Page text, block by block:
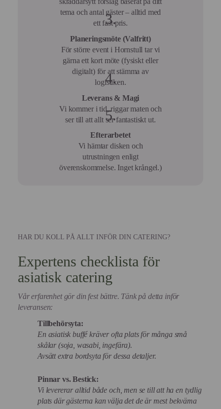
tema och antal gäster – alltid med
ett fast pris.
Planeringsmöte (Valfritt)
För större event i Hornstull tar vi
gärna ett kort möte (fysiskt eller
digitalt) för att stämma av
logistiken.
Leverans & Magi
Vi kommer i tid, riggar maten och
ser till att allt ser fantastiskt ut.
Efterarbetet
Vi hämtar disken och
utrustningen enligt
överenskommelse. Inget krångel.)
HAR DU KOLL PÅ ALLT INFÖR DIN CATERING?
Expertens checklista för
asiatisk catering
Vår erfarenhet gör din fest bättre. Tänk på detta inför
leveransen:
Tillbehörsyta:
En asiatisk buffé kräver ofta plats för många små
skålar (soja, wasabi, ingefära).
Avsätt extra bordsyta för dessa detaljer.
Pinnar vs. Bestick:
Vi levererar alltid både och, men se till att ha en tydlig
plats där gästerna kan välja det de är mest bekväma